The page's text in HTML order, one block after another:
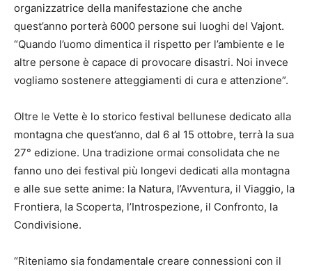
organizzatrice della manifestazione che anche
quest’anno porterà 6000 persone sui luoghi del Vajont.
“Quando l’uomo dimentica il rispetto per l’ambiente e le
altre persone è capace di provocare disastri. Noi invece
vogliamo sostenere atteggiamenti di cura e attenzione”.
Oltre le Vette è lo storico festival bellunese dedicato alla
montagna che quest’anno, dal 6 al 15 ottobre, terrà la sua
27° edizione. Una tradizione ormai consolidata che ne
fanno uno dei festival più longevi dedicati alla montagna
e alle sue sette anime: la Natura, l’Avventura, il Viaggio, la
Frontiera, la Scoperta, l’Introspezione, il Confronto, la
Condivisione.
“Riteniamo sia fondamentale creare connessioni con il